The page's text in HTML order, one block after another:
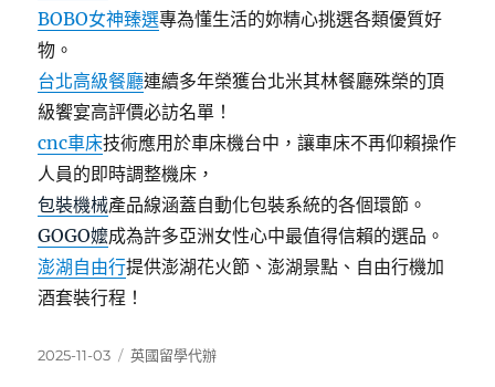
BOBO女神臻選專為懂生活的妳精心挑選各類優質好
物。
台北高級餐廳連續多年榮獲台北米其林餐廳殊榮的頂
級饗宴高評價必訪名單！
cnc車床技術應用於車床機台中，讓車床不再仰賴操作
人員的即時調整機床，
包裝機械產品線涵蓋自動化包裝系統的各個環節。
GOGO嬤成為許多亞洲女性心中最值得信賴的選品。
澎湖自由行提供澎湖花火節、澎湖景點、自由行機加
酒套裝行程！
發
2025-11-03
分
英國留學代辦